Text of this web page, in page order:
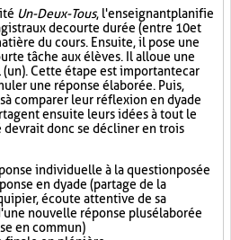
Un-Deux-Tous, l'enseignant planifie
de courte durée (entre 10 et
du cours. Ensuite, il pose une
tâche aux élèves. Il alloue une
Cette étape est importante car
une réponse élaborée. Puis,
à comparer leur réflexion en dyade
ensuite leurs idées à tout le
donc se décliner en trois
individuelle à la question posée
en dyade (partage de la
écoute attentive de sa
nouvelle réponse plus élaborée
en commun)